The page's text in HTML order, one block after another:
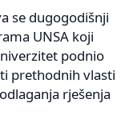
se dugogodišnji
UNSA koji
podnio
prethodnih vlasti
rješenja